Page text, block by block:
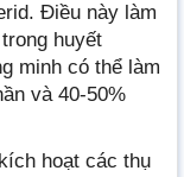
Điều này làm
huyết
minh có thể làm
và 40-50%
hoạt các thụ